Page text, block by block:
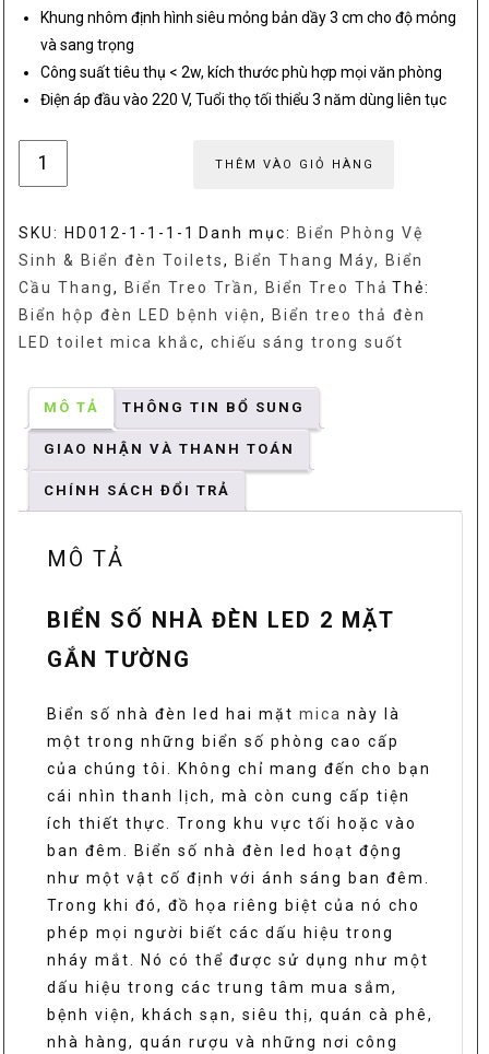
Khung nhôm định hình siêu mỏng bản dầy 3 cm cho độ mỏng
và sang trọng
Công suất tiêu thụ < 2w, kích thước phù hợp mọi văn phòng
Điện áp đầu vào 220 V, Tuổi thọ tối thiểu 3 năm dùng liên tục
Biển
đèn
led
2
mặt
gắn
lượng
THÊM VÀO GIỎ HÀNG
SKU: HD012-1-1-1-1 Danh mục: Biển Phòng Vệ
Sinh & Biển đèn Toilets, Biển Thang Máy, Biển
Cầu Thang, Biển Treo Trần, Biển Treo Thả Thẻ:
Biển hộp đèn LED bệnh viện, Biển treo thả đèn
LED toilet mica khắc,chiếu sáng trong suốt
MÔ TẢ THÔNG TIN BỔ SUNG
GIAO NHẬN VÀ THANH TOÁN
CHÍNH SÁCH ĐỔI TRẢ
MÔ TẢ
BIỂN SỐ NHÀ ĐÈN LED 2 MẶT
GẮN TƯỜNG
Biển số nhà đèn led hai mặtmica này là
một trong những biển số phòng cao cấp
của chúng tôi. Không chỉ mang đến cho bạn
cái nhìn thanh lịch, mà còn cung cấp tiện
ích thiết thực. Trong khu vực tối hoặc vào
ban đêm. Biển số nhà đèn led hoạt động
như một vật cố định với ánh sáng ban đêm.
Trong khi đó, đồ họa riêng biệt của nó cho
phép mọi người biết các dấu hiệu trong
nháy mắt. Nó có thể được sử dụng như một
dấu hiệu trong các trung tâm mua sắm,
bệnh viện, khách sạn, siêu thị, quán cà phê,
nhà hàng, quán rượu và những nơi công